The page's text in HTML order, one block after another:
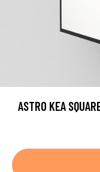
ASTRO KEA